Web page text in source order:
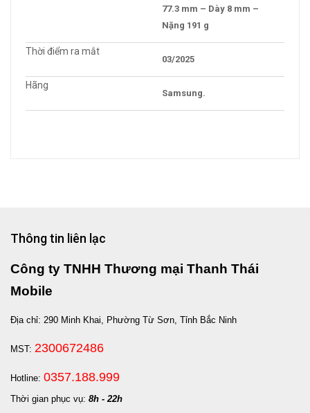
77.3 mm – Dày 8 mm –
Nặng 191 g
Thời điểm ra mắt
03/2025
Hãng
Samsung.
Thông tin liên lạc
Công ty TNHH Thương mại Thanh Thái
Mobile
Địa chỉ: 290 Minh Khai, Phường Từ Sơn, Tỉnh Bắc Ninh
MST: 2300672486
Hotline: 0357.188.999
Thời gian phục vụ: 8h - 22h